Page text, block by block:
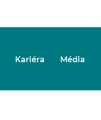
Kariéra Média